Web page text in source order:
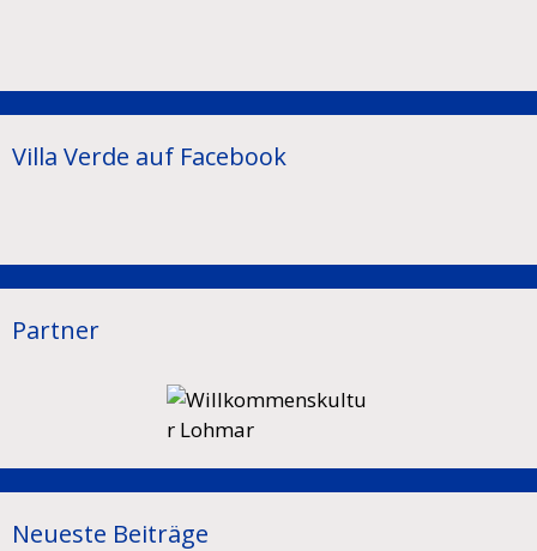
Villa Verde auf Facebook
Partner
Neueste Beiträge